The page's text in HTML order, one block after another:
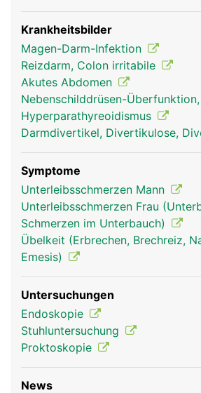
Krankheitsbilder
Magen-Darm-Infektion
Reizdarm, Colon irritabile
Akutes Abdomen
Nebenschilddrüsen-Überfunktion,
Hyperparathyreoidismus
Darmdivertikel, Divertikulose,
Symptome
Unterleibsschmerzen Mann
Unterleibsschmerzen Frau
Schmerzen im Unterbauch)
Übelkeit (Erbrechen, Brechreiz,
Emesis)
Untersuchungen
Endoskopie
Stuhluntersuchung
Proktoskopie
News